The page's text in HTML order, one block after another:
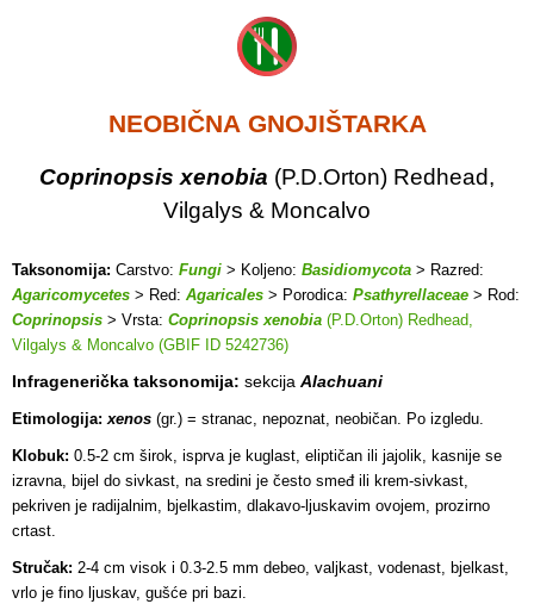
NEOBIČNA GNOJIŠTARKA
Coprinopsis xenobia (P.D.Orton) Redhead,
Vilgalys & Moncalvo
Taksonomija: Carstvo: Fungi > Koljeno: Basidiomycota > Razred:
Agaricomycetes > Red: Agaricales > Porodica: Psathyrellaceae > Rod:
Coprinopsis > Vrsta: Coprinopsis xenobia (P.D.Orton) Redhead,
Vilgalys & Moncalvo (GBIF ID 5242736)
Infragenerička taksonomija: sekcija Alachuani
Etimologija: xenos (gr.) = stranac, nepoznat, neobičan. Po izgledu.
Klobuk: 0.5-2 cm širok, isprva je kuglast, eliptičan ili jajolik, kasnije se
izravna, bijel do sivkast, na sredini je često smeđ ili krem-sivkast,
pekriven je radijalnim, bjelkastim, dlakavo-ljuskavim ovojem, prozirno
crtast.
Stručak: 2-4 cm visok i 0.3-2.5 mm debeo, valjkast, vodenast, bjelkast,
vrlo je fino ljuskav, gušće pri bazi.